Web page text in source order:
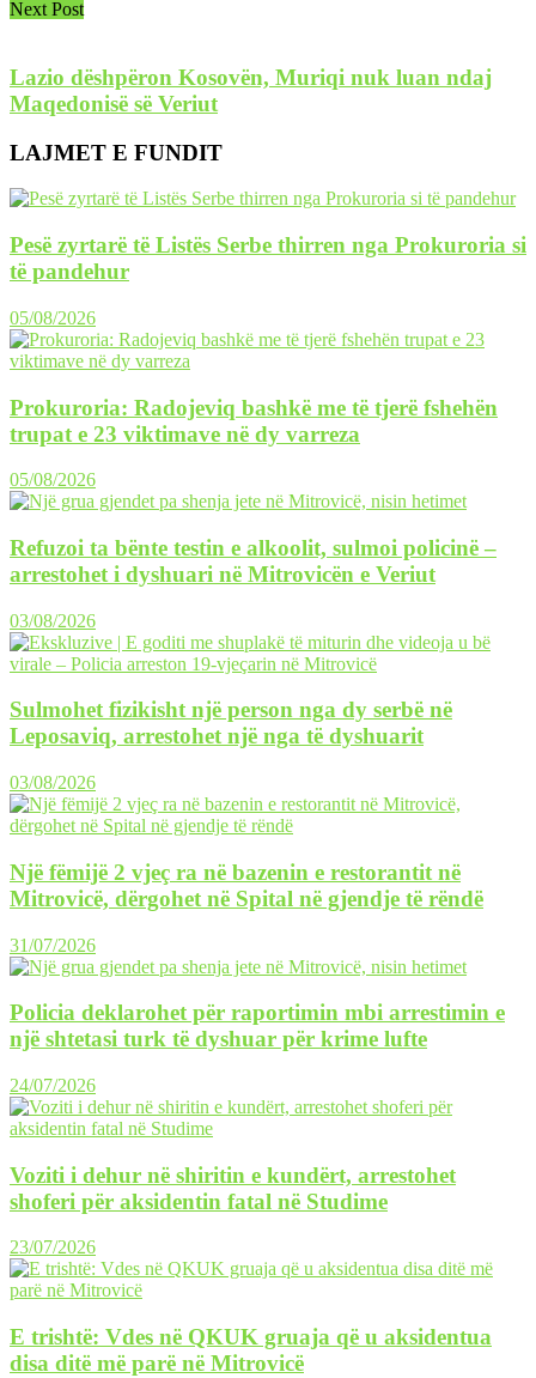
Next Post
Lazio dëshpëron Kosovën, Muriqi nuk luan ndaj
Maqedonisë së Veriut
LAJMET E FUNDIT
Pesë zyrtarë të Listës Serbe thirren nga Prokuroria si
të pandehur
05/08/2026
Prokuroria: Radojeviq bashkë me të tjerë fshehën
trupat e 23 viktimave në dy varreza
05/08/2026
Refuzoi ta bënte testin e alkoolit, sulmoi policinë –
arrestohet i dyshuari në Mitrovicën e Veriut
03/08/2026
Sulmohet fizikisht një person nga dy serbë në
Leposaviq, arrestohet një nga të dyshuarit
03/08/2026
Një fëmijë 2 vjeç ra në bazenin e restorantit në
Mitrovicë, dërgohet në Spital në gjendje të rëndë
31/07/2026
Policia deklarohet për raportimin mbi arrestimin e
një shtetasi turk të dyshuar për krime lufte
24/07/2026
Voziti i dehur në shiritin e kundërt, arrestohet
shoferi për aksidentin fatal në Studime
23/07/2026
E trishtë: Vdes në QKUK gruaja që u aksidentua
disa ditë më parë në Mitrovicë